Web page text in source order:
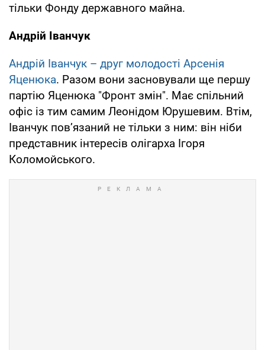
тільки Фонду державного майна.
Андрій Іванчук
Андрій Іванчук – друг молодості Арсенія
Яценюка. Разом вони засновували ще першу
партію Яценюка "Фронт змін". Має спільний
офіс із тим самим Леонідом Юрушевим. Втім,
Іванчук пов’язаний не тільки з ним: він ніби
представник інтересів олігарха Ігоря
Коломойського.